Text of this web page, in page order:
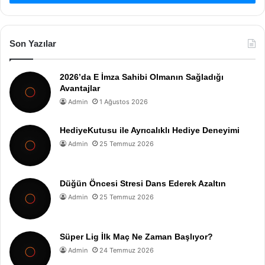
Son Yazılar
2026’da E İmza Sahibi Olmanın Sağladığı
Avantajlar
Admin 1 Ağustos 2026
HediyeKutusu ile Ayrıcalıklı Hediye Deneyimi
Admin 25 Temmuz 2026
Düğün Öncesi Stresi Dans Ederek Azaltın
Admin 25 Temmuz 2026
Süper Lig İlk Maç Ne Zaman Başlıyor?
Admin 24 Temmuz 2026